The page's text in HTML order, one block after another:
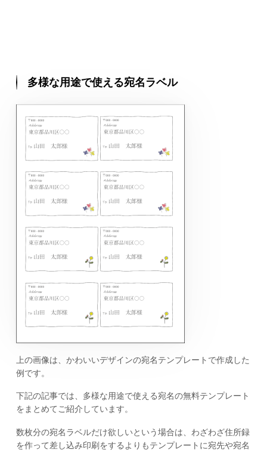
多様な用途で使える宛名ラベル
上の画像は、かわいいデザインの宛名テンプレートで作成した
例です。
下記の記事では、多様な用途で使える宛名の無料テンプレート
をまとめてご紹介しています。
数枚分の宛名ラベルだけ欲しいという場合は、わざわざ住所録
を作って差し込み印刷をするよりもテンプレートに宛先や宛名